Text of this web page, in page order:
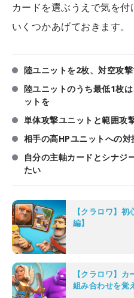
カードを選ぶうえで気を
いくつかあげておきます。
陸ユニットを2枚、対空攻
陸ユニットのうち最低1枚
ットを
単体攻撃ユニットと範囲攻
相手の高HPユニットへの対
自分の主軸カードとシナジ
たい
【クラロワ】
編】
【クラロワ】
組み合わせを覚